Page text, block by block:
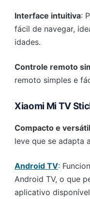
Interface intuitiva:
fácil de navegar,
idades.
Controle remoto
remoto simples e
Xiaomi Mi TV
Compacto e versátil
leve que se adapta
Android TV:
Android TV, o que
aplicativo